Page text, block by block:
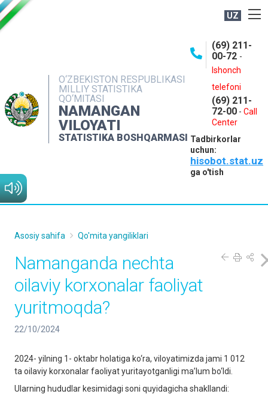
UZ
O‘ZBEKISTON RESPUBLIKASI
MILLIY STATISTIKA
QO‘MITASI
NAMANGAN
VILOYATI
STATISTIKA BOSHQARMASI
(69) 211-
00-72 -
Ishonch
telefoni
(69) 211-
72-00 - Call
Center
Tadbirkorlar
uchun:
hisobot.stat.uz
ga o'tish
NASHRLAR
INTERAKTIV XIZMATLAR
MATBUOT XIZMATI
MUROJAATLAR
Asosiy sahifa Qo'mita yangiliklari
Namanganda nechta
oilaviy korxonalar faoliyat
yuritmoqda?
22/10/2024
2024- yilning 1- oktabr holatiga ko‘ra, viloyatimizda jami 1 012
ta oilaviy korxonalar faoliyat yuritayotganligi ma’lum bo‘ldi.
Ularning hududlar kesimidagi soni quyidagicha shakllandi: